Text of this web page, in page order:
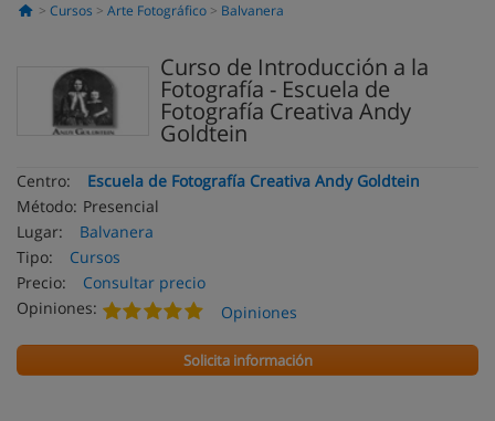
Cursos Arte Fotográfico Balvanera
Curso de Introducción a la
Fotografía - Escuela de
Fotografía Creativa Andy
Goldtein
Centro:
Escuela de Fotografía Creativa Andy Goldtein
Método: Presencial
Lugar:
Balvanera
Tipo:
Cursos
Precio:
Consultar precio
Opiniones:
Opiniones
Solicita información